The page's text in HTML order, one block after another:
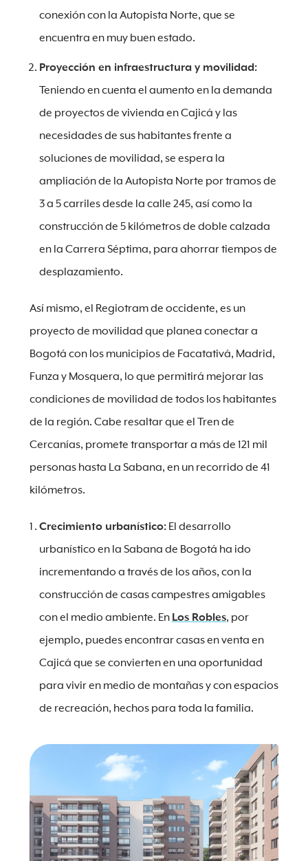
conexión con la Autopista Norte, que se
encuentra en muy buen estado.
Proyección en infraestructura y movilidad:
Teniendo en cuenta el aumento en la demanda
de proyectos de vivienda en Cajicá y las
necesidades de sus habitantes frente a
soluciones de movilidad, se espera la
ampliación de la Autopista Norte por tramos de
3 a 5 carriles desde la calle 245, así como la
construcción de 5 kilómetros de doble calzada
en la Carrera Séptima, para ahorrar tiempos de
desplazamiento.
Así mismo, el Regiotram de occidente, es un
proyecto de movilidad que planea conectar a
Bogotá con los municipios de Facatativá, Madrid,
Funza y Mosquera, lo que permitirá mejorar las
condiciones de movilidad de todos los habitantes
de la región. Cabe resaltar que el Tren de
Cercanías, promete transportar a más de 121 mil
personas hasta La Sabana, en un recorrido de 41
kilómetros.
Crecimiento urbanístico:El desarrollo
urbanístico en la Sabana de Bogotá ha ido
incrementando a través de los años, con la
construcción de casas campestres amigables
con el medio ambiente. En Los Robles, por
ejemplo, puedes encontrar casas en venta en
Cajicá que se convierten en una oportunidad
para vivir en medio de montañas y con espacios
de recreación, hechos para toda la familia.